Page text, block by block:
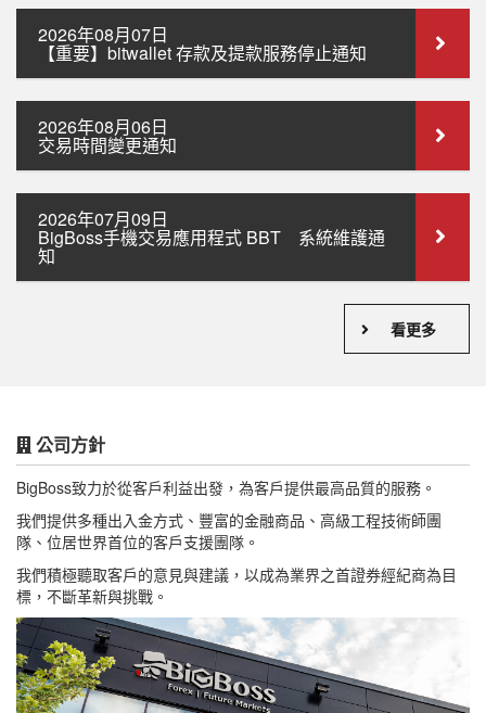
2026年08月07日
【重要】bitwallet 存款及提款服務停止通知
2026年08月06日
交易時間變更通知
2026年07月09日
BigBoss手機交易應用程式 BBT 系統維護通
知
看更多
公司方針
BigBoss致力於從客戶利益出發，為客戶提供最高品質的服務。
我們提供多種出入金方式、豐富的金融商品、高級工程技術師團
隊、位居世界首位的客戶支援團隊。
我們積極聽取客戶的意見與建議，以成為業界之首證券經紀商為目
標，不斷革新與挑戰。